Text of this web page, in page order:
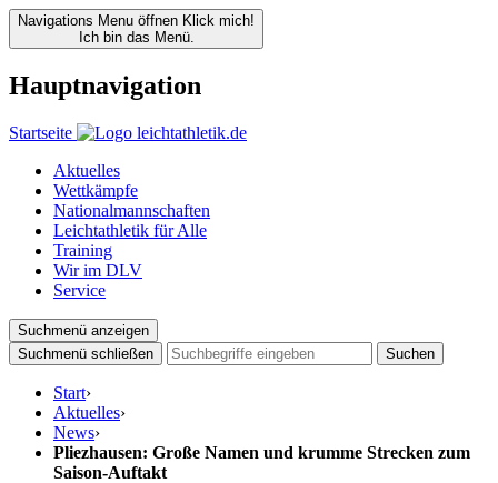
Navigations Menu öffnen Klick mich!
Ich bin das Menü.
Hauptnavigation
Startseite
Aktuelles
Wettkämpfe
Nationalmannschaften
Leichtathletik für Alle
Training
Wir im DLV
Service
Suchmenü anzeigen
Suchmenü schließen
Suchen
Start›
Aktuelles›
News›
Pliezhausen: Große Namen und krumme Strecken zum
Saison-Auftakt